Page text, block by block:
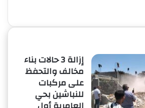
إزالة 3 حالات بناء
مخالف والتحفظ
على مركبات
للنباشين بحي